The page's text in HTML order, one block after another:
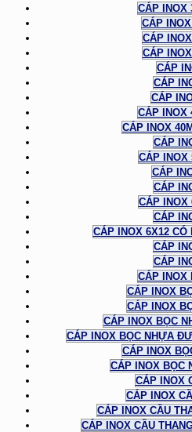
CÁP INOX
CÁP
CÁP
CÁP
CÁP
CÁP
CÁP
CÁP INOX
CÁP INOX
CÁP
CÁP INOX
CÁP
CÁP
CÁP INOX
CÁP
CÁP INOX 6X12
CÁP
CÁP
CÁP INOX
CÁP INOX
CÁP INOX
CÁP INOX BỌC
CÁP INOX BỌC NHỰA
CÁP INOX
CÁP INOX BỌC
CÁP INOX
CÁP INOX
CÁP INOX CẦU
CÁP INOX CẦU